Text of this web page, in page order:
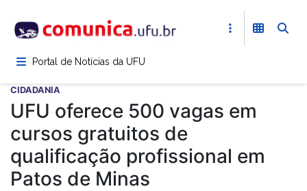
para
conteúdoPortal de Notícias da UFU
CIDADANIA
UFU oferece 500 vagas em
cursos gratuitos de
qualificação profissional em
Patos de Minas